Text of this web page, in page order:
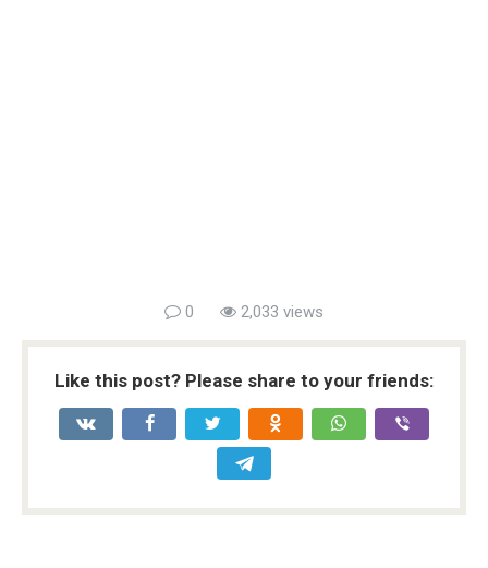
0 2,033 views
Like this post? Please share to your friends: